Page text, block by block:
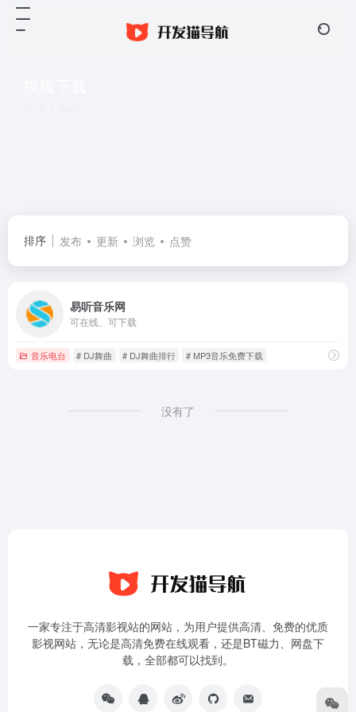
排序 发布 更新 浏览 点赞
易听音乐网
可在线、可下载
音乐电台 # DJ舞曲 # DJ舞曲排行 # MP3音乐免费下载
没有了
一家专注于高清影视站的网站，为用户提供高清、免费的优质
影视网站，无论是高清免费在线观看，还是BT磁力、网盘下
载，全部都可以找到。